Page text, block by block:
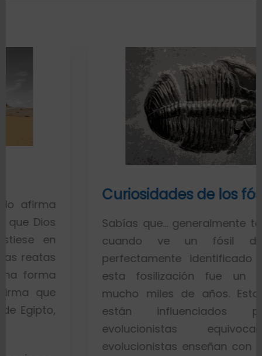
Curiosidades de los fósiles
Sabías que… generalmente toda la
cuando ve un fósil de un
perfectamente identificado piensa
esta fosilización fue un proceso
mucho miles de años. Esto es
están influenciados por
evolucionistas equivocadas.
evolucionistas enseñan con gráficos